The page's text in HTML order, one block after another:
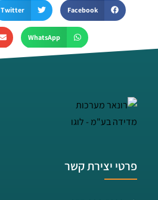
Facebook
Twitter
WhatsApp
פרטי יצירת קשר